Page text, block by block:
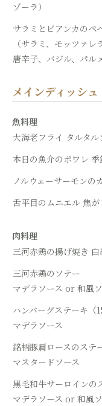
ゾーラ）
サラミとビアンカのペ
（サラミ、モッツァレ
唐辛子、バジル、パル
メインディッシュ
魚料理
大海老フライ タルタル
本日の魚介のポワレ
ノルウェーサーモンの
舌平目のムニエル 焦
肉料理
三河赤鶏の揚げ焼き
三河赤鶏のソテー
マデラソース or 和風
ハンバーグステーキ（
マデラソース
銘柄豚肩ロースのステ
マスタードソース
黒毛和牛サーロインの
マデラソース or 和風